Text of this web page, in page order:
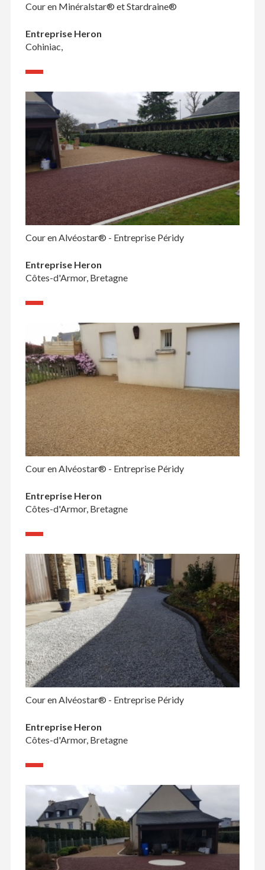
Cour en Minéralstar® et Stardraine®
Entreprise Heron
Cohiniac,
Cour en Alvéostar® - Entreprise Péridy
Entreprise Heron
Côtes-d'Armor, Bretagne
Cour en Alvéostar® - Entreprise Péridy
Entreprise Heron
Côtes-d'Armor, Bretagne
Cour en Alvéostar® - Entreprise Péridy
Entreprise Heron
Côtes-d'Armor, Bretagne